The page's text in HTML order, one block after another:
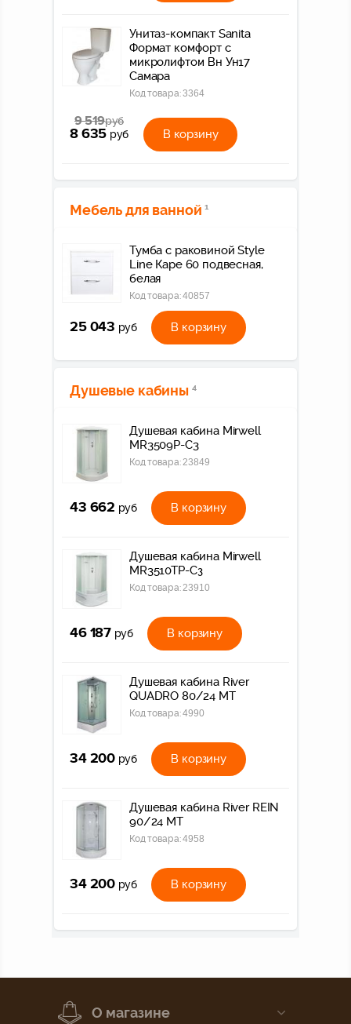
Унитаз-компакт Sanita
Формат комфорт с
микролифтом Вн Ун17
Самара
Код товара:3364
9 519руб
8 635 руб В корзину
Мебель для ванной 1
Тумба с раковиной Style
Line Каре 60 подвесная,
белая
Код товара:40857
25 043 руб В корзину
Душевые кабины 4
Душевая кабина Mirwell
MR3509P-C3
Код товара:23849
43 662 руб В корзину
Душевая кабина Mirwell
MR3510TP-C3
Код товара:23910
46 187 руб В корзину
Душевая кабина River
QUADRO 80/24 МТ
Код товара:4990
34 200 руб В корзину
Душевая кабина River REIN
90/24 МТ
Код товара:4958
34 200 руб В корзину
О магазине